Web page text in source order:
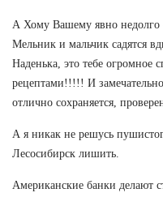
А Хому Вашему явно недолго
Мельник и мальчик садятся
Наденька, это тебе огромное
рецептами!!!!! И
отлично сохраняется,
А я никак не решусь
Лесосибирск лишить.
Американские банки делают